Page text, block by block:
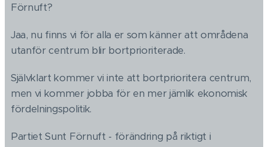
Förnuft?
Jaa, nu finns vi för alla er som känner att områdena
utanför centrum blir bortprioriterade.
Självklart kommer vi inte att bortprioritera centrum,
men vi kommer jobba för en mer jämlik ekonomisk
fördelningspolitik.
Partiet Sunt Förnuft - förändring på riktigt i